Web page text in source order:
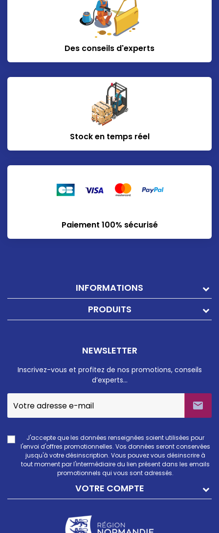
Des conseils d'experts
Stock en temps réel
Paiement 100% sécurisé
INFORMATIONS
PRODUITS
NEWSLETTER
Inscrivez-vous et profitez de nos promotions, conseils
d’experts…

J'accepte que les données renseignées soient utilisées pour
l'envoi d'offres promotionnelles. Vos données seront conservées
jusqu'à votre désinscription. Vous pouvez vous désinscrire à
tout moment par l'intermédiaire du lien présent dans les emails
promotionnels qui vous sont adressés.
VOTRE COMPTE